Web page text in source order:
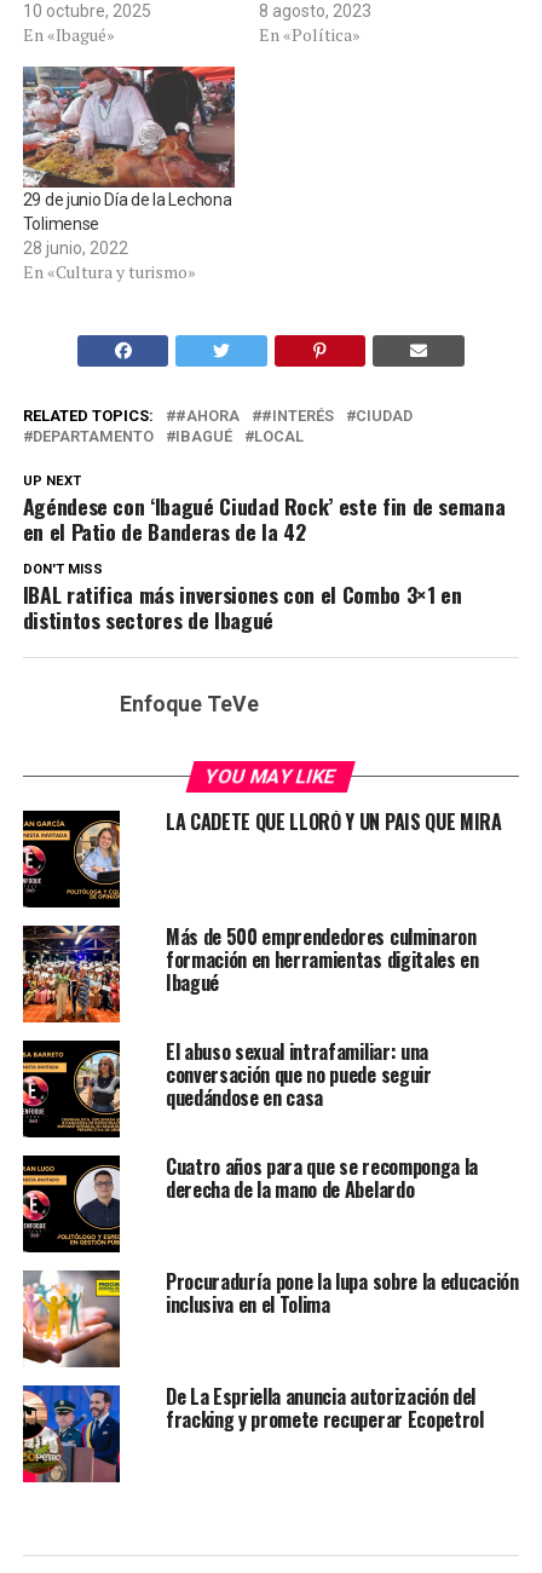
10 octubre, 2025
En «Ibagué»
8 agosto, 2023
En «Política»
29 de junio Día de la Lechona
Tolimense
28 junio, 2022
En «Cultura y turismo»
RELATED TOPICS: #AHORA #INTERÉS
CIUDAD
DEPARTAMENTO
IBAGUÉ LOCAL
UP NEXT
Agéndese con ‘Ibagué Ciudad Rock’ este fin de semana
en el Patio de Banderas de la 42
DON'T MISS
IBAL ratifica más inversiones con el Combo 3×1 en
distintos sectores de Ibagué
Enfoque TeVe
YOU MAY LIKE
LA CADETE QUE LLORÓ Y UN PAIS QUE MIRA
Más de 500 emprendedores culminaron
formación en herramientas digitales en
Ibagué
El abuso sexual intrafamiliar: una
conversación que no puede seguir
quedándose en casa
Cuatro años para que se recomponga la
derecha de la mano de Abelardo
Procuraduría pone la lupa sobre la educación
inclusiva en el Tolima
De La Espriella anuncia autorización del
fracking y promete recuperar Ecopetrol